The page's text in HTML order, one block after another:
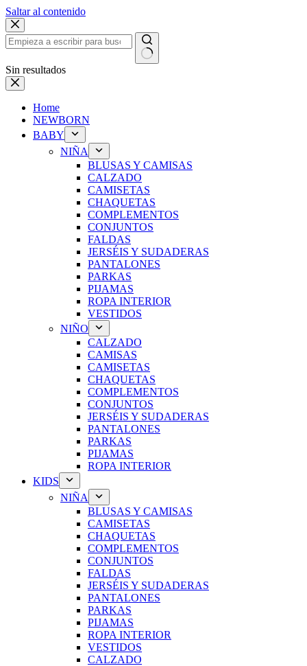
Saltar al contenido
Sin resultados
Home
NEWBORN
BABY
NIÑA
BLUSAS Y CAMISAS
CALZADO
CAMISETAS
CHAQUETAS
COMPLEMENTOS
CONJUNTOS
FALDAS
JERSÉIS Y SUDADERAS
PANTALONES
PARKAS
PIJAMAS
ROPA INTERIOR
VESTIDOS
NIÑO
CALZADO
CAMISAS
CAMISETAS
CHAQUETAS
COMPLEMENTOS
CONJUNTOS
JERSÉIS Y SUDADERAS
PANTALONES
PARKAS
PIJAMAS
ROPA INTERIOR
KIDS
NIÑA
BLUSAS Y CAMISAS
CAMISETAS
CHAQUETAS
COMPLEMENTOS
CONJUNTOS
FALDAS
JERSÉIS Y SUDADERAS
PANTALONES
PARKAS
PIJAMAS
ROPA INTERIOR
VESTIDOS
CALZADO